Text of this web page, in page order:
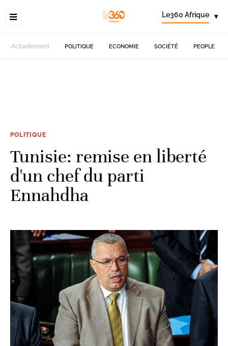
Le360 Afrique ▾
Actuellement POLITIQUE ECONOMIE SOCIÉTÉ PEOPLE
POLITIQUE
Tunisie: remise en liberté
d'un chef du parti
Ennahdha